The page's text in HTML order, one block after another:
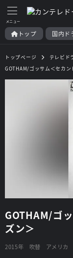
トップ 国内ド
トップページ テレビド
GOTHAM/ゴッサム＜セカン
GOTHAM/ゴ
ズン＞
2015年 吹替 アメリカ